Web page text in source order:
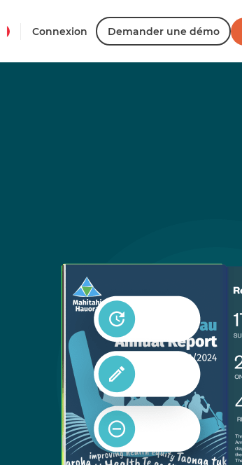
Connexion Demander une démo